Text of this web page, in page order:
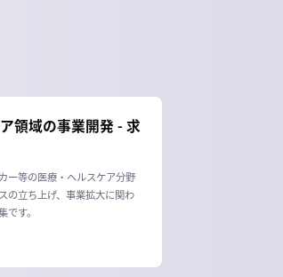
領域の事業開発 - 求
ー等の医療・ヘルスケア分野
の立ち上げ、事業拡大に関わ
す。